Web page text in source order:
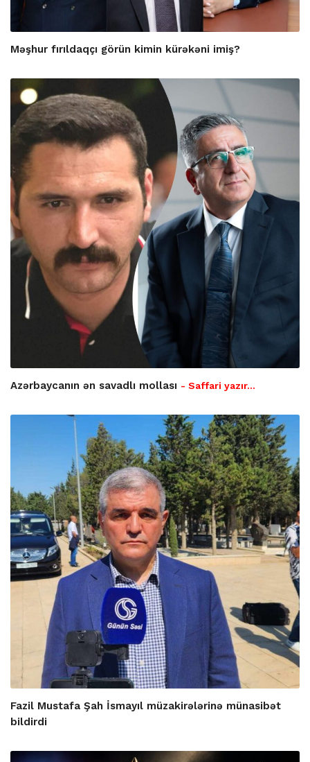
Məşhur fırıldaqçı görün kimin kürəkəni imiş?
Azərbaycanın ən savadlı mollası - Saffari yazır…
Fazil Mustafa Şah İsmayıl müzakirələrinə münasibət
bildirdi